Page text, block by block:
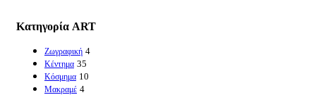
Κατηγορία ART
Ζωγραφική 4
Κέντημα 35
Κόσμημα 10
Μακραμέ 4